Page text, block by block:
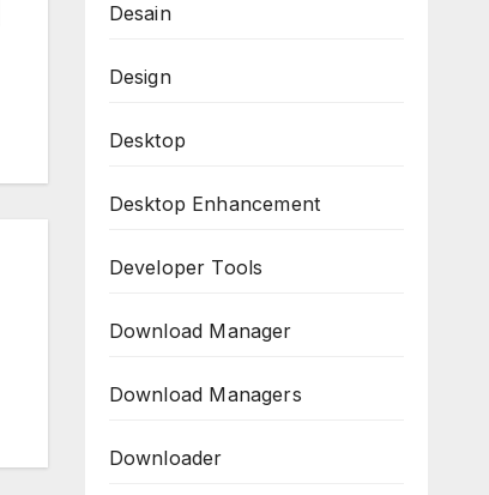
Desain
Design
Desktop
Desktop Enhancement
Developer Tools
Download Manager
Download Managers
Downloader